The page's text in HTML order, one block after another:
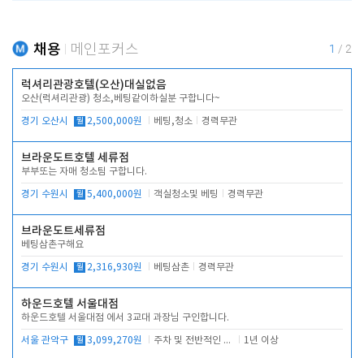
채용 메인포커스 1 / 2
럭셔리관광호텔(오산)대실없음
오산(럭셔리관광) 청소,베팅같이하실분 구합니다~
경기 오산시 월 2,500,000원 베팅,청소 경력무관
브라운도트호텔 세류점
부부또는 자매 청소팀 구합니다.
경기 수원시 월 5,400,000원 객실청소및 베팅 경력무관
브라운도트세류점
베팅삼촌구해요
경기 수원시 월 2,316,930원 베팅삼촌 경력무관
하운드호텔 서울대점
하운드호텔 서울대점 에서 3교대 과장님 구인합니다.
서울 관악구 월 3,099,270원 주차 및 전반적인 당번업무 1년 이상